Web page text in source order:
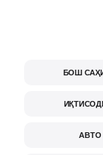
БОШ
АВТО